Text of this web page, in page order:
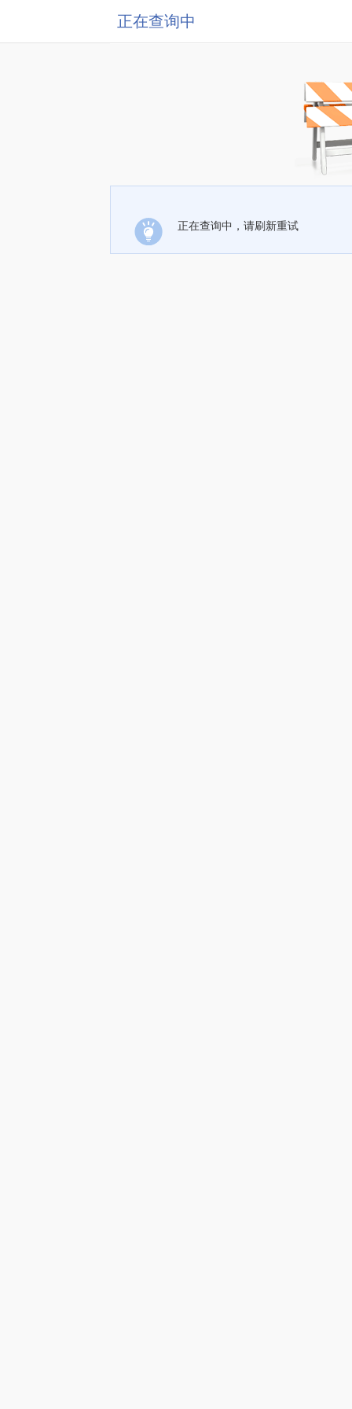
正在查询中
正在查询中，请刷新重试